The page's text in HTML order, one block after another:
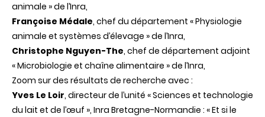
les
à
animale » de l’Inra,
Françoise Médale, chef du département « Physiologie
animale et systèmes d’élevage » de l’Inra,
Christophe Nguyen-The, chef de département adjoint
« Microbiologie et chaîne alimentaire » de l’Inra,
Zoom sur des résultats de recherche avec :
Yves Le Loir, directeur de l’unité « Sciences et technologie
du lait et de l’œuf », Inra Bretagne-Normandie : « Et si le